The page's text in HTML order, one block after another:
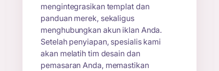
mengintegrasikan templat dan
panduan merek, sekaligus
menghubungkan akun iklan Anda.
Setelah penyiapan, spesialis kami
akan melatih tim desain dan
pemasaran Anda, memastikan